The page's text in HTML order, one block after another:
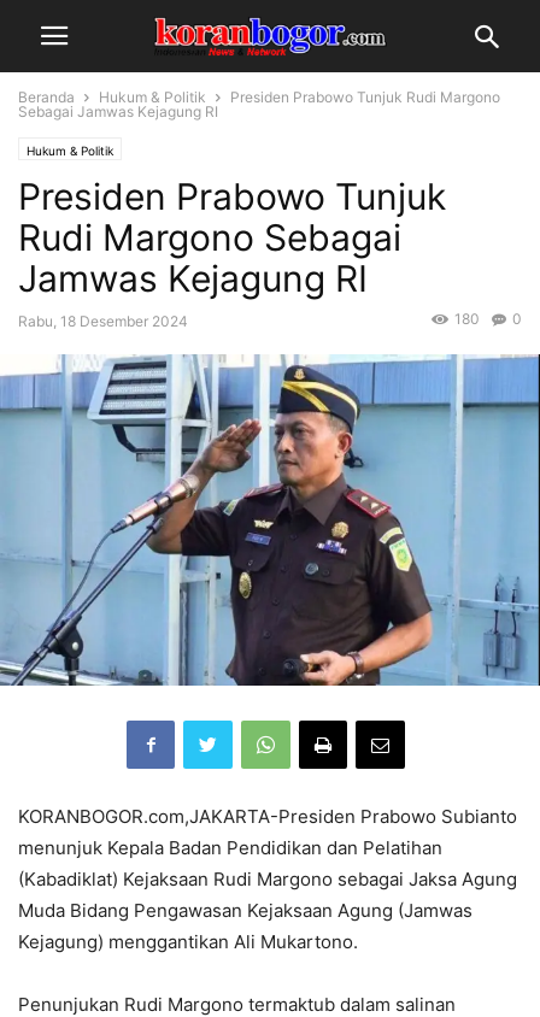
Beranda Hukum & Politik
Presiden Prabowo Tunjuk Rudi Margono
Sebagai Jamwas Kejagung RI
Hukum & Politik
Presiden Prabowo Tunjuk
Rudi Margono Sebagai
Jamwas Kejagung RI
Rabu, 18 Desember 2024 0
180
KORANBOGOR.com,JAKARTA-Presiden Prabowo Subianto
menunjuk Kepala Badan Pendidikan dan Pelatihan
(Kabadiklat) Kejaksaan Rudi Margono sebagai Jaksa Agung
Muda Bidang Pengawasan Kejaksaan Agung (Jamwas
Kejagung) menggantikan Ali Mukartono.
Penunjukan Rudi Margono termaktub dalam salinan